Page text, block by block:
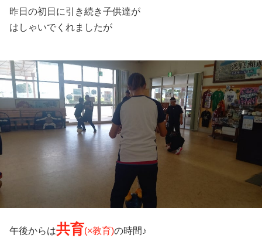
昨日の初日に引き続き子供達が
はしゃいでくれましたが
午後からは共育(×教育)の時間♪